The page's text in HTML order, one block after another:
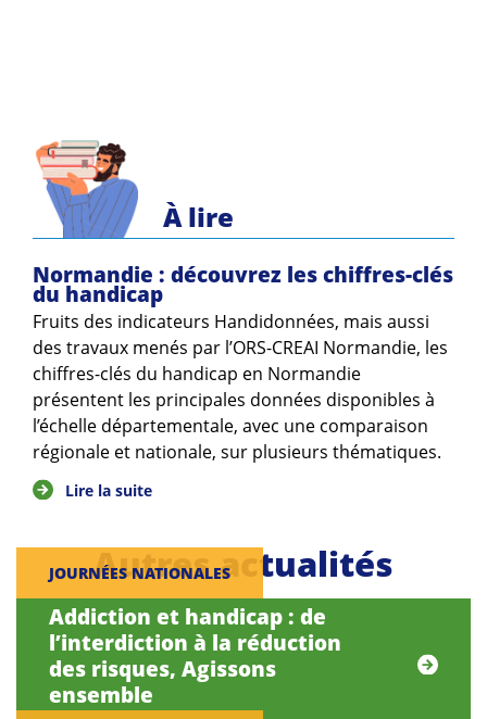
À lire
Normandie : découvrez les chiffres-clés
du handicap
Fruits des indicateurs Handidonnées, mais aussi
des travaux menés par l’ORS-CREAI Normandie, les
chiffres-clés du handicap en Normandie
présentent les principales données disponibles à
l’échelle départementale, avec une comparaison
régionale et nationale, sur plusieurs thématiques.
Lire la suite
Autres actualités
JOURNÉES NATIONALES
Addiction et handicap : de
l’interdiction à la réduction
des risques, Agissons
ensemble